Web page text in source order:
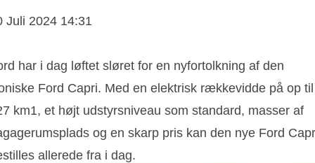
Juli 2024 14:31
har i dag løftet sløret for en nyfortolkning af den
Ford Capri. Med en elektrisk rækkevidde på op til
km1, et højt udstyrsniveau som standard, masser af
og en skarp pris kan den nye Ford
allerede fra i dag.